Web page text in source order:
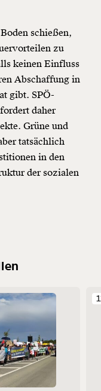
1/3
schießen,
zu
keinen Einfluss
Abschaffung in
gibt. SPÖ-
daher
Grüne und
tatsächlich
in den
der sozialen